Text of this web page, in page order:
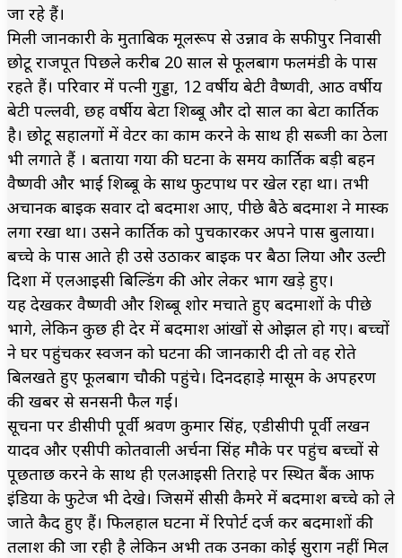
जा रहे हैं।
मिली जानकारी के मुताबिक मूलरूप से उन्नाव के सफीपुर निवासी
छोटू राजपूत पिछले करीब 20 साल से फूलबाग फलमंडी के पास
रहते हैं। परिवार में पत्नी गुड्डा, 12 वर्षीय बेटी वैष्णवी, आठ वर्षीय
बेटी पल्लवी, छह वर्षीय बेटा शिब्बू और दो साल का बेटा कार्तिक
है। छोटू सहालगों में वेटर का काम करने के साथ ही सब्जी का ठेला
भी लगाते हैं । बताया गया की घटना के समय कार्तिक बड़ी बहन
वैष्णवी और भाई शिब्बू के साथ फुटपाथ पर खेल रहा था। तभी
अचानक बाइक सवार दो बदमाश आए, पीछे बैठे बदमाश ने मास्क
लगा रखा था। उसने कार्तिक को पुचकारकर अपने पास बुलाया।
बच्चे के पास आते ही उसे उठाकर बाइक पर बैठा लिया और उल्टी
दिशा में एलआइसी बिल्डिंग की ओर लेकर भाग खड़े हुए।
यह देखकर वैष्णवी और शिब्बू शोर मचाते हुए बदमाशों के पीछे
भागे, लेकिन कुछ ही देर में बदमाश आंखों से ओझल हो गए। बच्चों
ने घर पहुंचकर स्वजन को घटना की जानकारी दी तो वह रोते
बिलखते हुए फूलबाग चौकी पहुंचे। दिनदहाड़े मासूम के अपहरण
की खबर से सनसनी फैल गई।
सूचना पर डीसीपी पूर्वी श्रवण कुमार सिंह, एडीसीपी पूर्वी लखन
यादव और एसीपी कोतवाली अर्चना सिंह मौके पर पहुंच बच्चों से
पूछताछ करने के साथ ही एलआइसी तिराहे पर स्थित बैंक आफ
इंडिया के फुटेज भी देखे। जिसमें सीसी कैमरे में बदमाश बच्चे को ले
जाते कैद हुए हैं। फिलहाल घटना में रिपोर्ट दर्ज कर बदमाशों की
तलाश की जा रही है लेकिन अभी तक उनका कोई सुराग नहीं मिल